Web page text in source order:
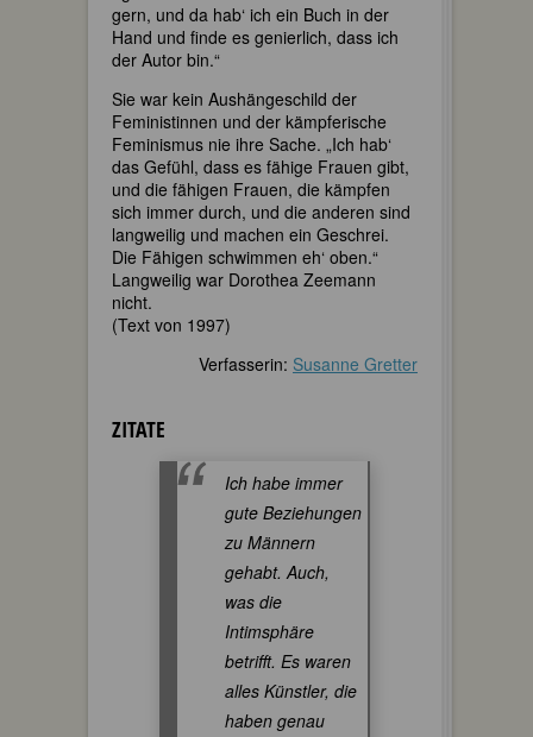
gern, und da hab‘ ich ein Buch in der
Hand und finde es genierlich, dass ich
der Autor bin.“
Sie war kein Aushängeschild der
Feministinnen und der kämpferische
Feminismus nie ihre Sache. „Ich hab‘
das Gefühl, dass es fähige Frauen gibt,
und die fähigen Frauen, die kämpfen
sich immer durch, und die anderen sind
langweilig und machen ein Geschrei.
Die Fähigen schwimmen eh‘ oben.“
Langweilig war Dorothea Zeemann
nicht.
(Text von 1997)
Verfasserin: Susanne Gretter
ZITATE
Ich habe immer
gute Beziehungen
zu Männern
gehabt. Auch,
was die
Intimsphäre
betrifft. Es waren
alles Künstler, die
haben genau